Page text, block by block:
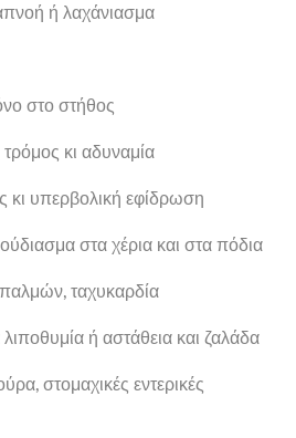
ή λαχάνιασμα
στο στήθος
κι αδυναμία
κι υπερβολική εφίδρωση
στα χέρια και στα πόδια
ταχυκαρδία
ή αστάθεια και ζαλάδα
στομαχικές εντερικές